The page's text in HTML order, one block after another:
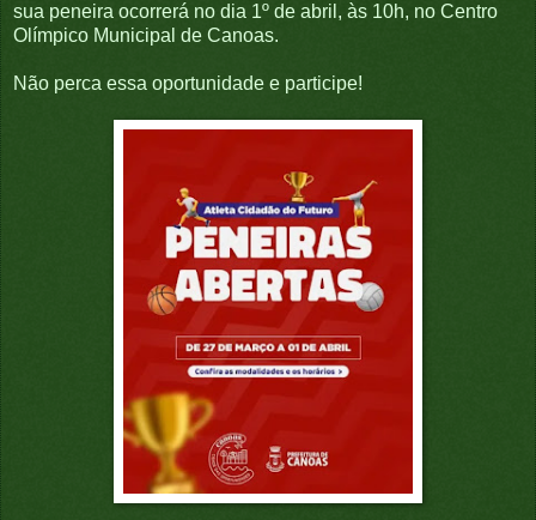
sua peneira ocorrerá no dia 1º de abril, às 10h, no Centro
Olímpico Municipal de Canoas.
Não perca essa oportunidade e participe!